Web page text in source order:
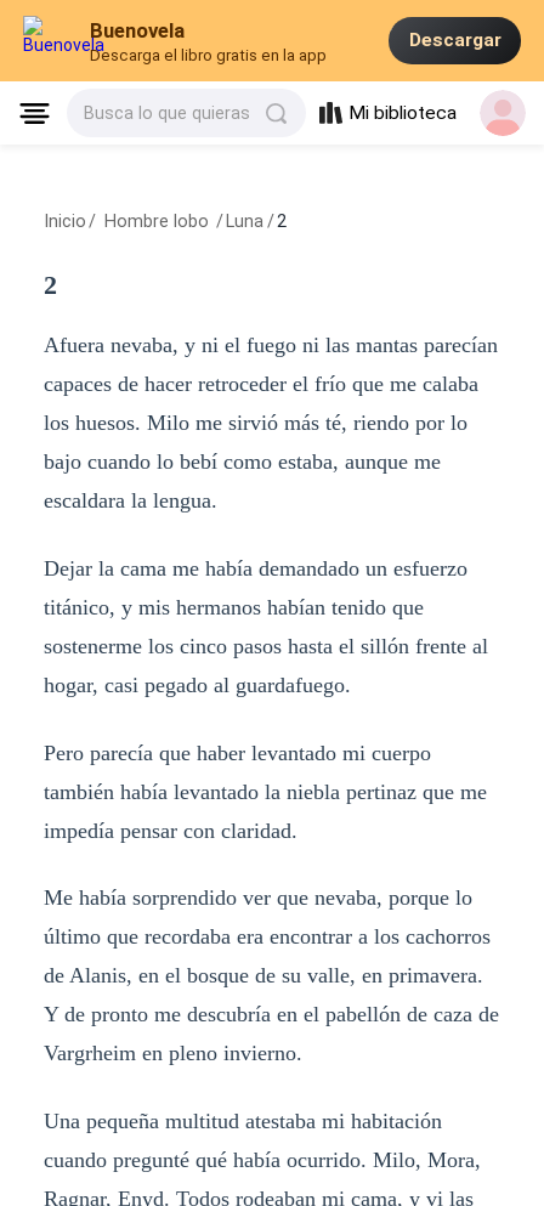
Buenovela
Descarga el libro gratis en la app
Descargar
Busca lo que quieras Mi biblioteca
Inicio / Hombre lobo / Luna / 2
2
Afuera nevaba, y ni el fuego ni las mantas parecían
capaces de hacer retroceder el frío que me calaba
los huesos. Milo me sirvió más té, riendo por lo
bajo cuando lo bebí como estaba, aunque me
escaldara la lengua.
Dejar la cama me había demandado un esfuerzo
titánico, y mis hermanos habían tenido que
sostenerme los cinco pasos hasta el sillón frente al
hogar, casi pegado al guardafuego.
Pero parecía que haber levantado mi cuerpo
también había levantado la niebla pertinaz que me
impedía pensar con claridad.
Me había sorprendido ver que nevaba, porque lo
último que recordaba era encontrar a los cachorros
de Alanis, en el bosque de su valle, en primavera.
Y de pronto me descubría en el pabellón de caza de
Vargrheim en pleno invierno.
Una pequeña multitud atestaba mi habitación
cuando pregunté qué había ocurrido. Milo, Mora,
Ragnar, Enyd. Todos rodeaban mi cama, y vi las